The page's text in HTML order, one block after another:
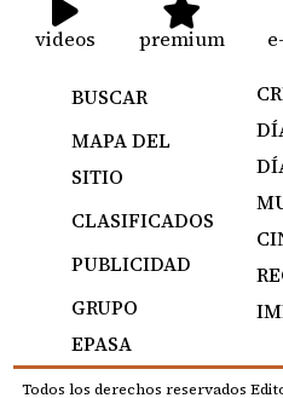
videos premium
BUSCAR
MAPA DEL
SITIO
CLASIFICADOS
PUBLICIDAD
GRUPO
EPASA
Todos los derechos reservados